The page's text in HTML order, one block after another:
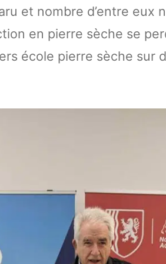
et nombre d’entre
en pierre sèche se
école pierre sèche sur